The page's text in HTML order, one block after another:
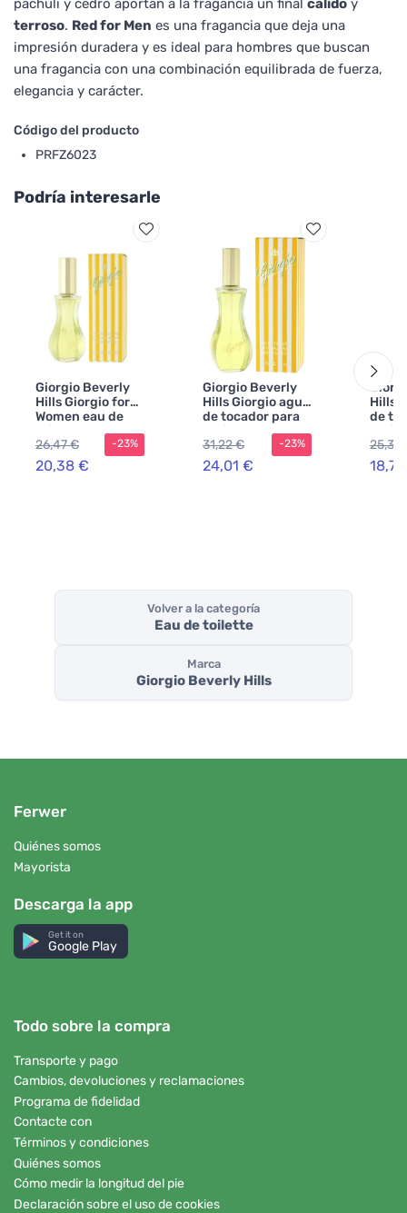
terroso. Red for Men es una fragancia que deja una
impresión duradera y es ideal para hombres que buscan
una fragancia con una combinación equilibrada de fuerza,
elegancia y carácter.
Código del producto
PRFZ6023
Podría interesarle
Giorgio Beverly
Hills Giorgio for
Women eau de
toilette para
mujer
26,47 €
20,38 €
-23%
Giorgio Beverly
Hills Giorgio agua
de tocador para
mujer 90 ml
31,22 €
24,01 €
-23%
Hills
de
25,31
Volver a la categoría
Eau de toilette
Marca
Giorgio Beverly Hills
Ferwer
Quiénes somos
Mayorista
Descarga la app
Get it on
Google Play
Todo sobre la compra
Transporte y pago
Cambios, devoluciones y reclamaciones
Programa de fidelidad
Contacte con
Términos y condiciones
Quiénes somos
Cómo medir la longitud del pie
Declaración sobre el uso de cookies